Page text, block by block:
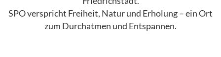
SPO verspricht Freiheit, Natur und Erholung – ein Ort
zum Durchatmen und Entspannen.